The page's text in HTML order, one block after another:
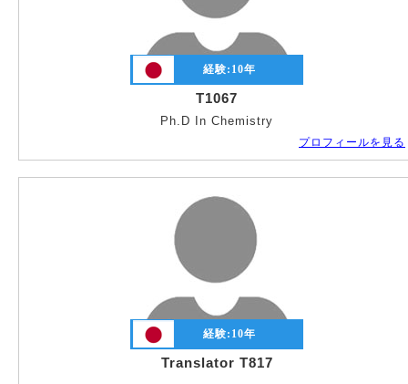
経験: 10年
T1067
Ph.D In Chemistry
プロフィールを見る
経験: 10年
Translator T817